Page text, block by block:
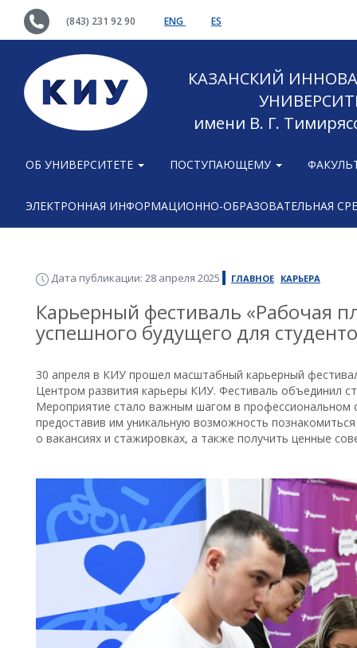
(843) 231 92 90 ENG ES
КАЗАНСКИЙ
имени В. Г.
ОБ УНИВЕРСИТЕТЕ ПОСТУПАЮЩЕМУ
ЭЛЕКТРОННАЯ ИНФОРМАЦИОННО-ОБРАЗОВАТЕЛЬНАЯ
Дата публикации: 28 апреля 2025 ГЛАВНОЕ КАРЬЕРА
Карьерный фестиваль «Рабочая
успешного будущего для
30 апреля в КИУ прошел масштабный карьерный
Центром развития карьеры КИУ. Фестиваль объединил
Мероприятие стало важным шагом в профессиональном
предоставив им уникальную возможность
о вакансиях и стажировках, а также получить ценные